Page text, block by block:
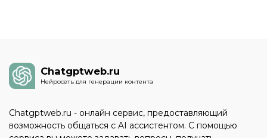
Chatgptweb.ru
Нейросеть для генерации контента
Chatgptweb.ru - онлайн сервис, предоставляющий
возможность общаться с AI ассистентом. С помощью